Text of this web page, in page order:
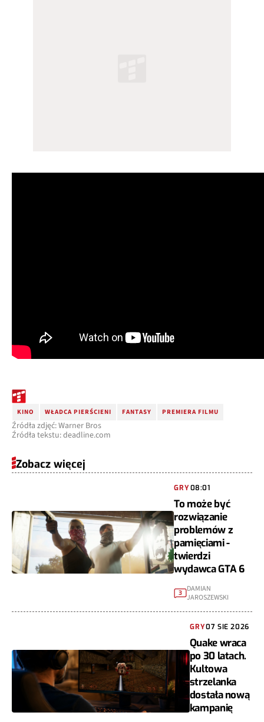
KINO WŁADCA PIERŚCIENI FANTASY PREMIERA FILMU
Źródła zdjęć: Warner Bros
Źródła tekstu: deadline.com
Zobacz więcej
GRY08:01
To może być
rozwiązanie
problemów z
pamięciami -
twierdzi
wydawca GTA 6
3 DAMIAN
JAROSZEWSKI
GRY07 SIE 2026
Quake wraca
po 30 latach.
Kultowa
strzelanka
dostała nową
kampanię